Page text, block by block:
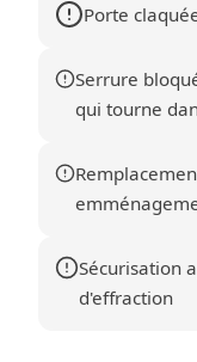
Porte
Serrure
qui tourne
Sécurisation
d'effraction